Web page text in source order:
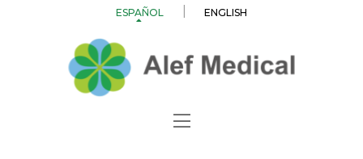
ESPAÑOL ENGLISH